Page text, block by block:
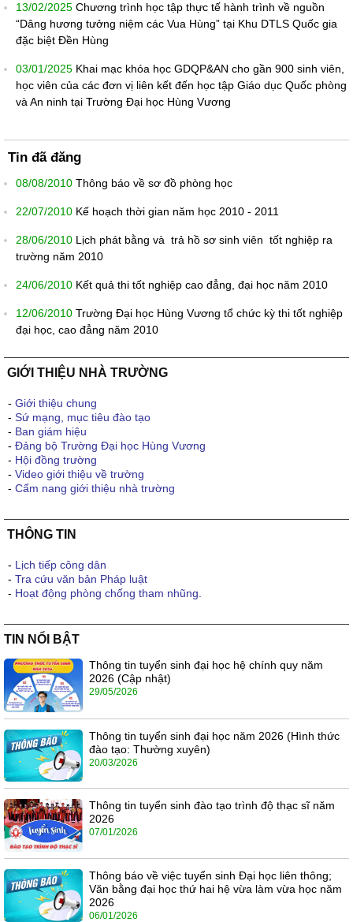
13/02/2025 Chương trình học tập thực tế hành trình về nguồn
“Dâng hương tưởng niệm các Vua Hùng” tại Khu DTLS Quốc gia
đặc biệt Đền Hùng
03/01/2025 Khai mạc khóa học GDQP&AN cho gần 900 sinh viên,
học viên của các đơn vị liên kết đến học tập Giáo dục Quốc phòng
và An ninh tại Trường Đại học Hùng Vương
Tin đã đăng
08/08/2010 Thông báo về sơ đồ phòng học
22/07/2010 Kế hoạch thời gian năm học 2010 - 2011
28/06/2010 Lịch phát bằng và trả hồ sơ sinh viên tốt nghiệp ra
trường năm 2010
24/06/2010 Kết quả thi tốt nghiệp cao đẳng, đại học năm 2010
12/06/2010 Trường Đại học Hùng Vương tổ chức kỳ thi tốt nghiệp
đại học, cao đẳng năm 2010
GIỚI THIỆU NHÀ TRƯỜNG
- Giới thiệu chung
- Sứ mạng, mục tiêu đào tạo
- Ban giám hiệu
- Đảng bộ Trường Đại học Hùng Vương
- Hội đồng trường
- Video giới thiệu về trường
- Cẩm nang giới thiệu nhà trường
THÔNG TIN
- Lịch tiếp công dân
- Tra cứu văn bản Pháp luật
- Hoạt động phòng chống tham nhũng.
TIN NỔI BẬT
Thông tin tuyển sinh đại học hệ chính quy năm
2026 (Cập nhật)
29/05/2026
Thông tin tuyển sinh đại học năm 2026 (Hình thức
đào tạo: Thường xuyên)
20/03/2026
Thông tin tuyển sinh đào tạo trình độ thạc sĩ năm
2026
07/01/2026
Thông báo về việc tuyển sinh Đại học liên thông;
Văn bằng đại học thứ hai hệ vừa làm vừa học năm
2026
06/01/2026